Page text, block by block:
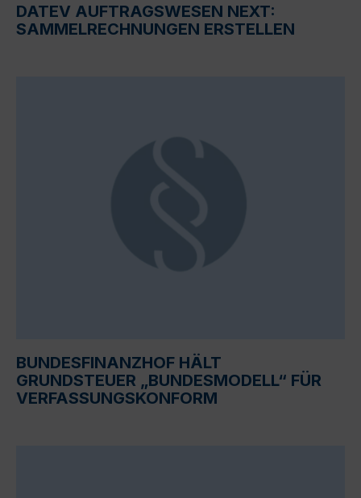
DATEV AUFTRAGSWESEN NEXT:
SAMMELRECHNUNGEN ERSTELLEN
BUNDESFINANZHOF HÄLT
GRUNDSTEUER „BUNDESMODELL“ FÜR
VERFASSUNGSKONFORM